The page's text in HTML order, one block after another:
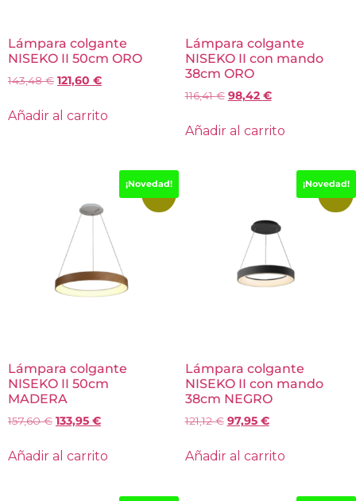
Lámpara colgante
NISEKO II 50cm ORO
143,48€ 121,60 €
Añadir al carrito
Lámpara colgante
NISEKO II con mando
38cm ORO
116,41€ 98,42 €
Añadir al carrito
¡Novedad!
Lámpara colgante
NISEKO II 50cm
MADERA
157,60€ 133,95 €
Añadir al carrito
¡Novedad!
Lámpara colgante
NISEKO II con mando
38cm NEGRO
121,12€ 97,95 €
Añadir al carrito